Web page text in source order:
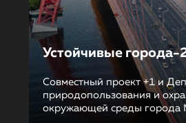
Устойчивые города-
Совместный проект +1 и
природопользования и
окружающей среды города